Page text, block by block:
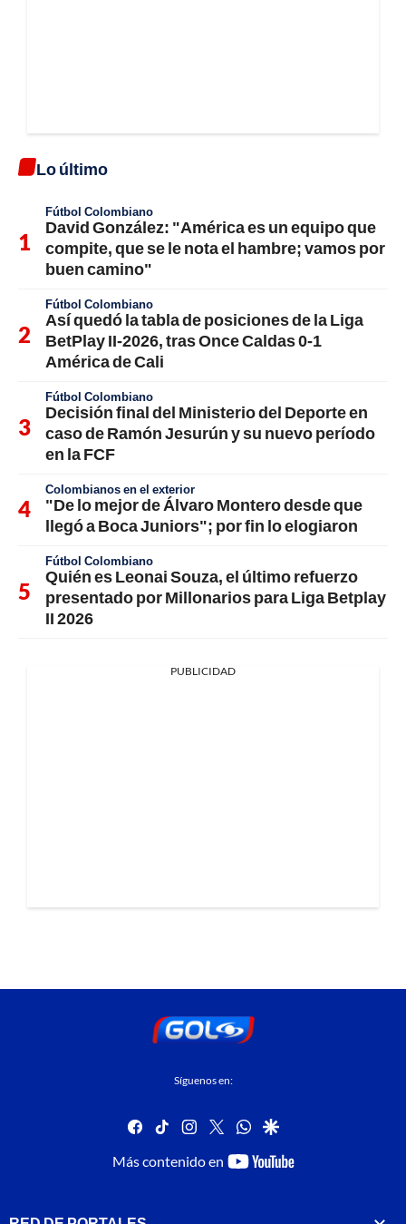
Lo último
Fútbol Colombiano
David González: "América es un equipo que
compite, que se le nota el hambre; vamos por
buen camino"
Fútbol Colombiano
Así quedó la tabla de posiciones de la Liga
BetPlay II-2026, tras Once Caldas 0-1
América de Cali
Fútbol Colombiano
Decisión final del Ministerio del Deporte en
caso de Ramón Jesurún y su nuevo período
en la FCF
Colombianos en el exterior
"De lo mejor de Álvaro Montero desde que
llegó a Boca Juniors"; por fin lo elogiaron
Fútbol Colombiano
Quién es Leonai Souza, el último refuerzo
presentado por Millonarios para Liga Betplay
II 2026
PUBLICIDAD
Síguenos en:
facebook
tiktok instagram
twitterwhatsapp
google
Más contenido en
youtube-